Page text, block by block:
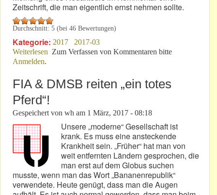
Zeitschrift, die man eigentlich ernst nehmen sollte.
Durchschnitt: 5 (bei 46 Bewertungen)
Kategorie: 2017
2017-03
Weiterlesen über 3. März 2017: Lieber Leser!
Zum Verfassen von Kommentaren bitte
Anmelden.
FIA & DMSB reiten „ein totes
Pferd“!
Gespeichert von wh am 1 März, 2017 - 08:18
Unsere „moderne“ Gesellschaft ist
krank. Es muss eine ansteckende
Krankheit sein. „Früher“ hat man von
weit entfernten Ländern gesprochen, die
man erst auf dem Globus suchen
musste, wenn man das Wort „Bananenrepublik“
verwendete. Heute genügt, dass man die Augen